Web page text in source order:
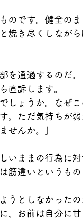
のです。健全の
焼き尽くしながら
を通過するのだ。
直訴します。
しょうか。なぜ
。ただ気持ちが
せんか。」
いままの行為に
筋違いというもの
うとしなかった
、お前は自分に